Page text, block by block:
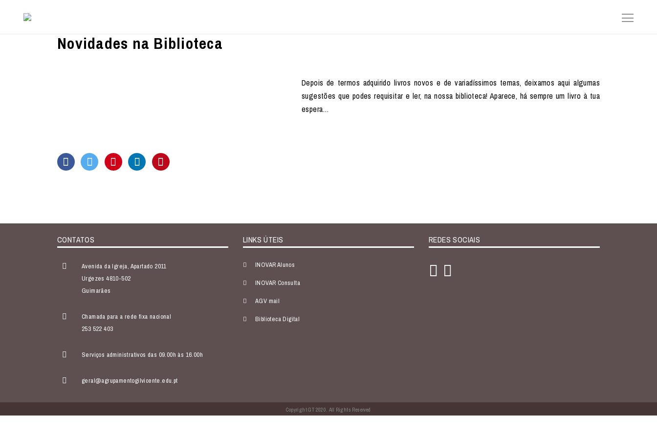
Novidades na Biblioteca
Depois de termos adquirido livros novos e de variadíssimos temas, deixamos aqui algumas
sugestões que podes requisitar e ler, na nossa biblioteca! Aparece, há sempre um livro à tua
espera…
CONTATOS
Avenida da Igreja, Apartado 2011
Urgezes 4810-502
Guimarães
Chamada para a rede fixa nacional
253 522 403
Serviços administrativos das 09.00h às 16.00h
geral@agrupamentogilvicente.edu.pt
LINKS ÚTEIS
INOVAR Alunos
INOVAR Consulta
AGV mail
Biblioteca Digital
REDES SOCIAIS
Copyright GT 2020. All Rights Reserved